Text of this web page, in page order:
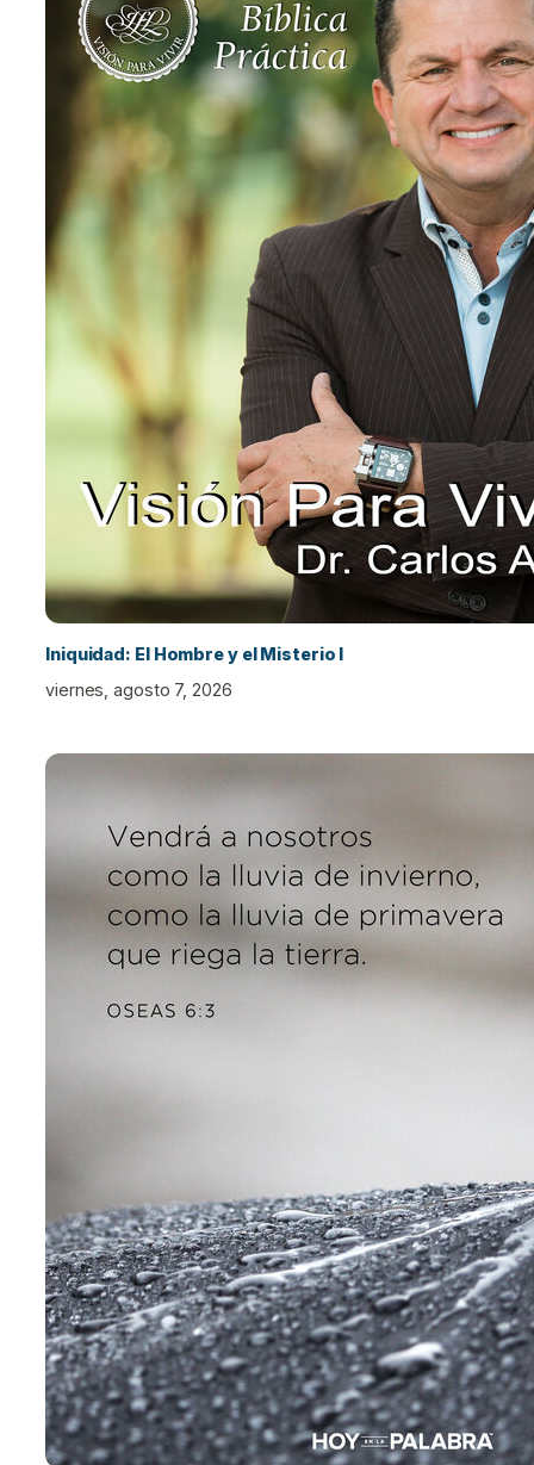
Iniquidad: El Hombre y el Misterio I
viernes, agosto 7, 2026